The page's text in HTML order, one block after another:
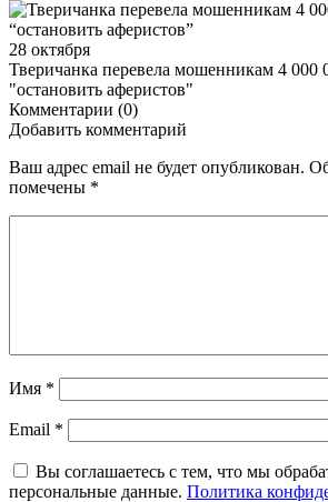
28 октября
Тверичанка перевела мошенникам 4 000
"остановить аферистов"
Комментарии (0)
Добавить комментарий
Ваш адрес email не будет опубликован.
помечены *
Имя *
Email *
Вы соглашаетесь с тем, что мы
персональные данные. Политика